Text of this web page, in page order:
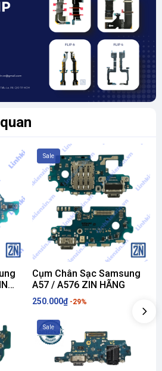
website hoặc fanpage
LINH KIỆN CHUẨN ZIN – LẮP VÀO
Sale
Cụm Chân Sạc Samsung
A57 / A576 ZIN HÃNG
250.000₫ -29%
Sale